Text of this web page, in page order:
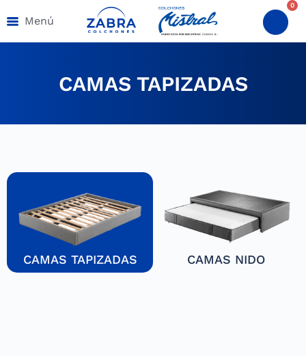
Menú
0
CAMAS TAPIZADAS
CAMAS TAPIZADAS CAMAS NIDO